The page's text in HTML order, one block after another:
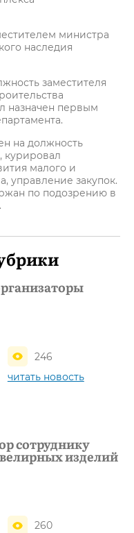
министра
наследия
заместителя
назначен первым
на должность
курировал
малого и
управление закупок.
по подозрению в
246
читать новость
сотруднику
изделий
260